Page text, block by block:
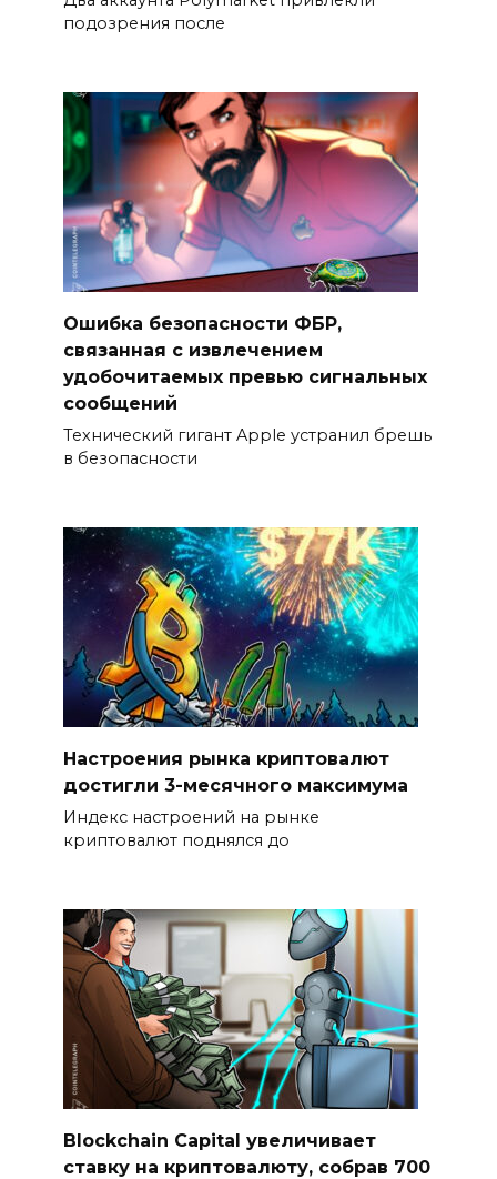
подозрения после
Ошибка безопасности ФБР,
связанная с извлечением
удобочитаемых превью сигнальных
сообщений
Технический гигант Apple устранил брешь
в безопасности
Настроения рынка криптовалют
достигли 3-месячного максимума
Индекс настроений на рынке
криптовалют поднялся до
Blockchain Capital увеличивает
ставку на криптовалюту, собрав 700